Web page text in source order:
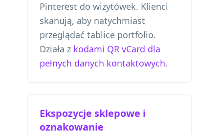
Pinterest do wizytówek. Klienci
skanują, aby natychmiast
przeglądać tablice portfolio.
Działa z kodami QR vCard dla
pełnych danych kontaktowych.
Ekspozycje sklepowe i
oznakowanie